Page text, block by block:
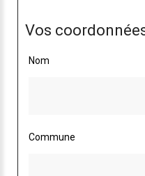
Vos
Nom
Commune